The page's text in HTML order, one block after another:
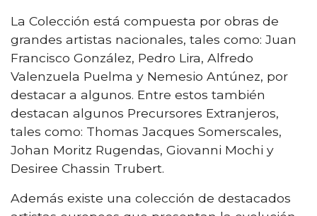
La Colección está compuesta por obras de
grandes artistas nacionales, tales como: Juan
Francisco González, Pedro Lira, Alfredo
Valenzuela Puelma y Nemesio Antúnez, por
destacar a algunos. Entre estos también
destacan algunos Precursores Extranjeros,
tales como: Thomas Jacques Somerscales,
Johan Moritz Rugendas, Giovanni Mochi y
Desiree Chassin Trubert.
Además existe una colección de destacados